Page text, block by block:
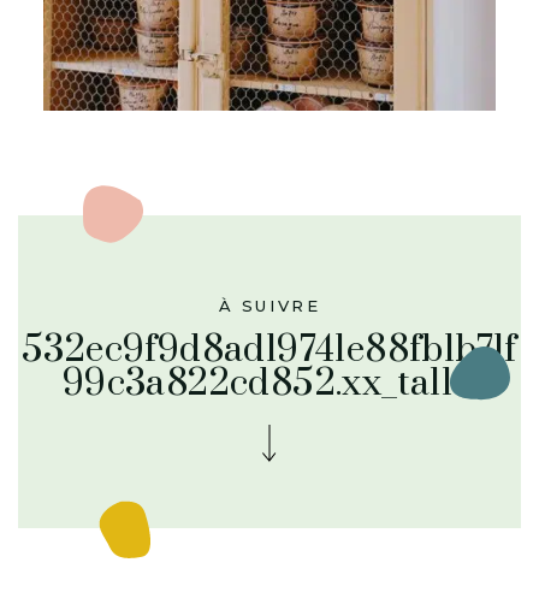
À SUIVRE
532ec9f9d8ad19741e88fb1b71f
99c3a822cd852.xx_tall-1